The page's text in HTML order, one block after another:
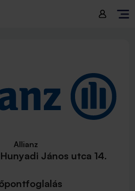
Allianz
János utca 14.